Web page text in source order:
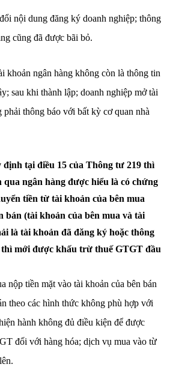
nội dung đăng ký doanh nghiệp; thông
cũng đã được bãi bỏ.
khoản ngân hàng không còn là thông tin
sau khi thành lập; doanh nghiệp mở tài
phải thông báo với bất kỳ cơ quan nhà
tại điều 15 của Thông tư 219 thì
ngân hàng được hiểu là có chứng
tiền từ tài khoản của bên mua
bán (tài khoản của bên mua và tài
là tài khoản đã đăng ký hoặc thông
thì mới được khấu trừ thuế GTGT đầu
nộp tiền mặt vào tài khoản của bên bán
theo các hình thức không phù hợp với
hành không đủ điều kiện để được
đối với hàng hóa; dịch vụ mua vào từ